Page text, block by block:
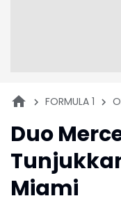
FORMULA 1
Duo
Miami